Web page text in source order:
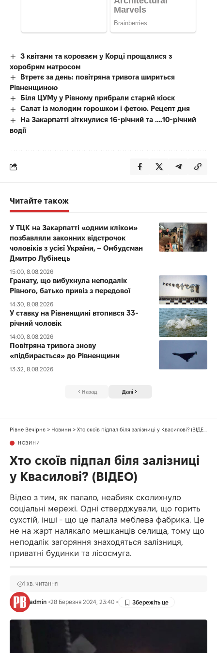
З квітами та короваєм у Корці прощалися з
хоробрим матросом
Втретє за день: повітряна тривога шириться
Рівненщиною
Біля ЦУМу у Рівному прибрали старий кіоск
Салат із молодим горошком і фетою. Рецепт дня
На Закарпатті зіткнулися 16-річний та ….10-річний
водії
Читайте також
У ТЦК на Закарпатті «одним кліком»
позбавляли законних відстрочок
чоловіків з усієї України, – Омбудсман
Дмитро Лубінець
15:00, 8.08.2026
Гранату, що вибухнула неподалік
Рівного, батько привіз з передової
14:30, 8.08.2026
У ставку на Рівненщині втопився 33-
річний чоловік
14:00, 8.08.2026
Повітряна тривога знову
«підбирається» до Рівненщини
13:32, 8.08.2026
Назад Далі
Рівне Вечірнє > Новини > Хто скоїв підпал біля залізниці у Квасилові? (ВІДЕО)
НОВИНИ
Хто скоїв підпал біля залізниці
у Квасилові? (ВІДЕО)
Відео з тим, як палало, неабияк сколихнуло
соціальні мережі. Одні стверджували, що горить
сухстій, інші - що це палала меблева фабрика. Це
не на жарт налякало мешканців селища, тому що
неподалік загоряння знаходяться залізниця,
приватні будинки та лісосмуга.
admin 28 Березня 2024, 23:40
1 хв. читання